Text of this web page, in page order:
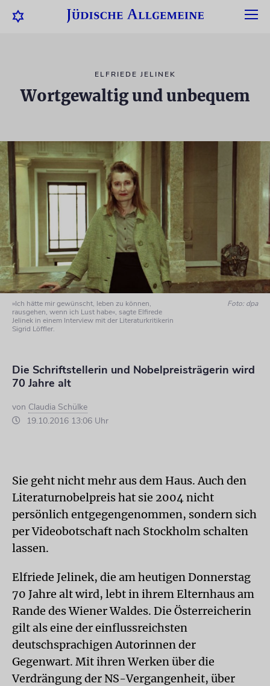
ELFRIEDE JELINEK
Wortgewaltig und unbequem
»Ich hätte mir gewünscht, leben zu können,
rausgehen, wenn ich Lust habe«, sagte Elfirede
Jelinek in einem Interview mit der Literaturkritikerin
Sigrid Löffler.
Foto: dpa
Die Schriftstellerin und Nobelpreisträgerin wird
70 Jahre alt
von Claudia Schülke
19.10.2016 13:06 Uhr
Sie geht nicht mehr aus dem Haus. Auch den
Literaturnobelpreis hat sie 2004 nicht
persönlich entgegengenommen, sondern sich
per Videobotschaft nach Stockholm schalten
lassen.
Elfriede Jelinek, die am heutigen Donnerstag
70 Jahre alt wird, lebt in ihrem Elternhaus am
Rande des Wiener Waldes. Die Österreicherin
gilt als eine der einflussreichsten
deutschsprachigen Autorinnen der
Gegenwart. Mit ihren Werken über die
Verdrängung der NS-Vergangenheit, über